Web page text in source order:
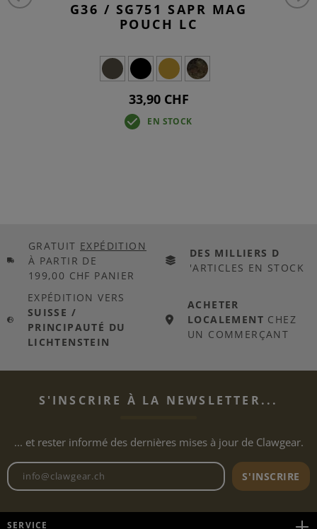
G36 / SG751 SAPR MAG
POUCH LC
33,90 CHF
EN STOCK
GRATUIT EXPÉDITION
À PARTIR DE
199,00 CHF PANIER
DES MILLIERS D
'ARTICLES EN STOCK
EXPÉDITION VERS
SUISSE /
PRINCIPAUTÉ DU
LICHTENSTEIN
ACHETER
LOCALEMENT CHEZ
UN COMMERÇANT
S'INSCRIRE À LA NEWSLETTER...
... et rester informé des dernières mises à jour de Clawgear.
Adresse e-mail de laS'INSCRIRE
SERVICE